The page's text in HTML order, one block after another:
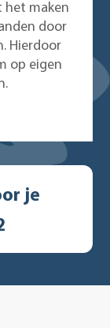
het maken
door
Hierdoor
op eigen
je